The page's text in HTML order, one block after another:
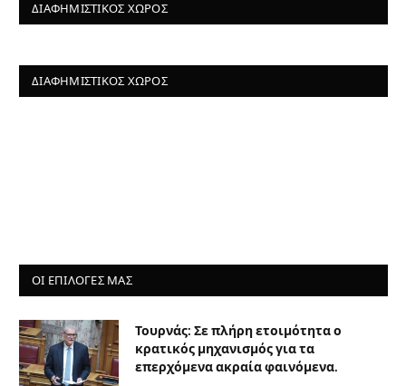
ΔΙΑΦΗΜΙΣΤΙΚΌΣ ΧΏΡΟΣ
ΔΙΑΦΗΜΙΣΤΙΚΌΣ ΧΏΡΟΣ
ΟΙ ΕΠΙΛΟΓΈΣ ΜΑΣ
Τουρνάς: Σε πλήρη ετοιμότητα ο
κρατικός μηχανισμός για τα
επερχόμενα ακραία φαινόμενα.